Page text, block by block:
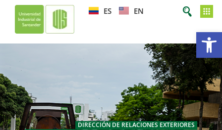
ES EN
DIRECCIÓN DE RELACIONES EXTERIORES